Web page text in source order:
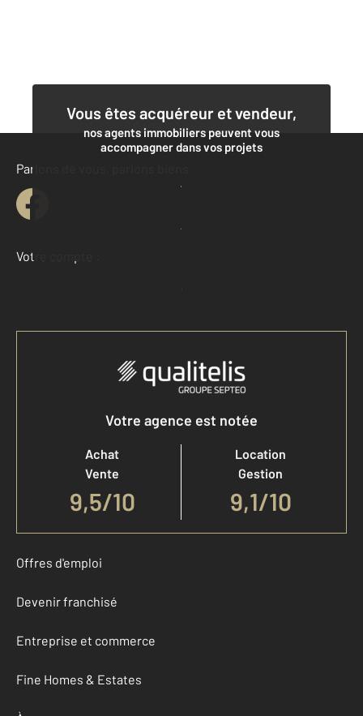
Vous êtes acquéreur et vendeur,
nos agents immobiliers peuvent vous
accompagner dans vos projets
Contacter l'agence
Demander une estimation
Parlons de vous, parlons biens
Votre compte :
Accéder à mon compte
Votre agence est notée
Achat
Vente
9,5/10
Location
Gestion
9,1/10
Offres d'emploi
Devenir franchisé
Entreprise et commerce
Fine Homes & Estates